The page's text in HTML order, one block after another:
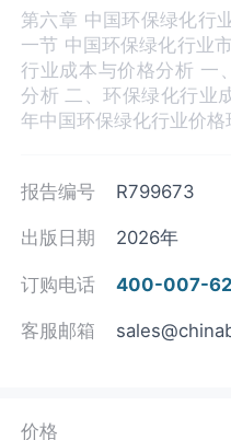
第六章 中国环保绿化‌‌‌行
一节 中国环保绿化‌‌‌行业
行业成本与价格分析 一
分析 二、环保绿化行业
年中国环保绿化行业价格
报告编号 R799673
出版日期 2026年
订购电话 400-007-
客服邮箱
价格